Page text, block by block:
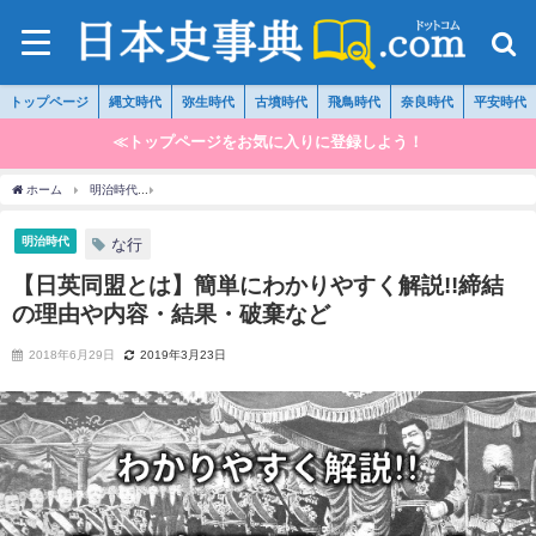
トップページ 縄文時代 弥生時代 古墳時代 飛鳥時代 奈良時代 平安時代
≪トップページをお気に入りに登録しよう！
ホーム 明治時代
明治時代 な行
【日英同盟とは】簡単にわかりやすく解説!!締結
の理由や内容・結果・破棄など
2018年6月29日 2019年3月23日